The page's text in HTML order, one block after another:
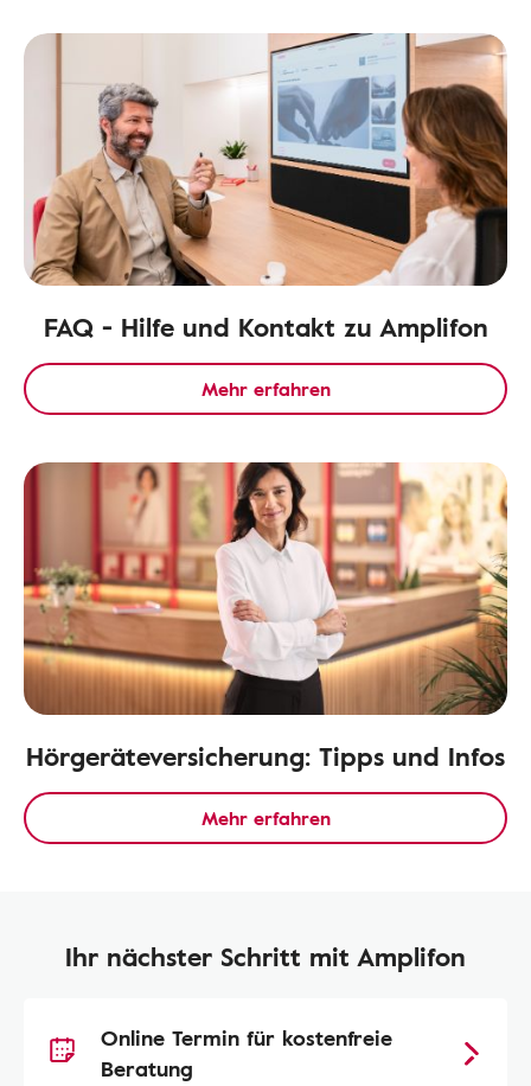
FAQ - Hilfe und Kontakt zu Amplifon
Mehr erfahren
Hörgeräteversicherung: Tipps und Infos
Mehr erfahren
Ihr nächster Schritt mit Amplifon
Online Termin für kostenfreie
Beratung